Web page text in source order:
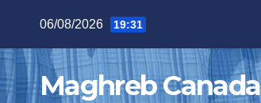
content
06/08/2026 19:31
Maghreb Canada